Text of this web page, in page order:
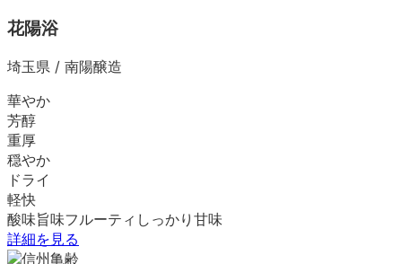
花陽浴
埼玉県 / 南陽醸造
華やか
芳醇
重厚
穏やか
ドライ
軽快
酸味旨味フルーティ しっかり 甘味
詳細を見る